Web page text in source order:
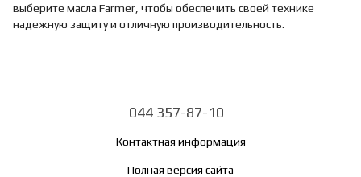
выберите масла Farmer, чтобы обеспечить своей технике
надежную защиту и отличную производительность.
044 357-87-10
Контактная информация
Полная версия сайта